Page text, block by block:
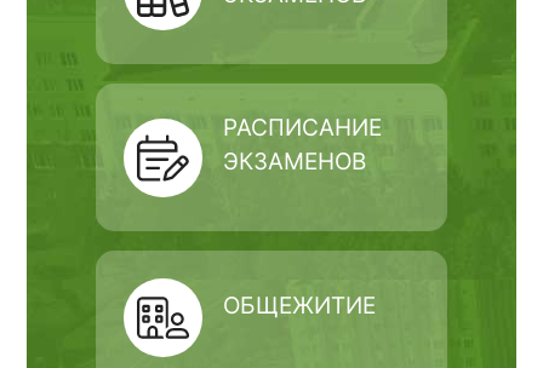
РАСПИСАНИЕ
ЭКЗАМЕНОВ
ОБЩЕЖИТИЕ